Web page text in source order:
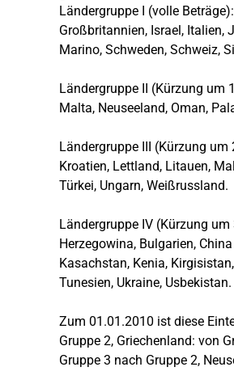
Ländergruppe I (volle
Großbritannien, Israel, Italien,
Marino, Schweden, Schweiz,
Ländergruppe II (Kürzung um
Malta, Neuseeland, Oman,
Ländergruppe III (Kürzung um
Kroatien, Lettland, Litauen,
Türkei, Ungarn,
Ländergruppe IV (Kürzung
Herzegowina, Bulgarien,
Kasachstan, Kenia,
Tunesien, Ukraine,
Zum 01.01.2010 ist diese
Gruppe 2, Griechenland: von
Gruppe 3 nach Gruppe 2,